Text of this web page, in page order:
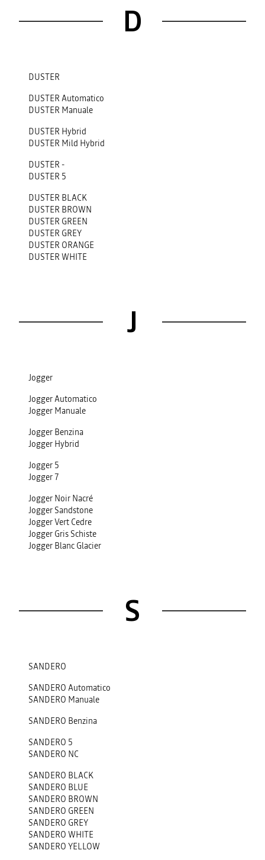
D
DUSTER
DUSTER Automatico
DUSTER Manuale
DUSTER Hybrid
DUSTER Mild Hybrid
DUSTER -
DUSTER 5
DUSTER BLACK
DUSTER BROWN
DUSTER GREEN
DUSTER GREY
DUSTER ORANGE
DUSTER WHITE
J
Jogger
Jogger Automatico
Jogger Manuale
Jogger Benzina
Jogger Hybrid
Jogger 5
Jogger 7
Jogger Noir Nacré
Jogger Sandstone
Jogger Vert Cedre
Jogger Gris Schiste
Jogger Blanc Glacier
S
SANDERO
SANDERO Automatico
SANDERO Manuale
SANDERO Benzina
SANDERO 5
SANDERO NC
SANDERO BLACK
SANDERO BLUE
SANDERO BROWN
SANDERO GREEN
SANDERO GREY
SANDERO WHITE
SANDERO YELLOW